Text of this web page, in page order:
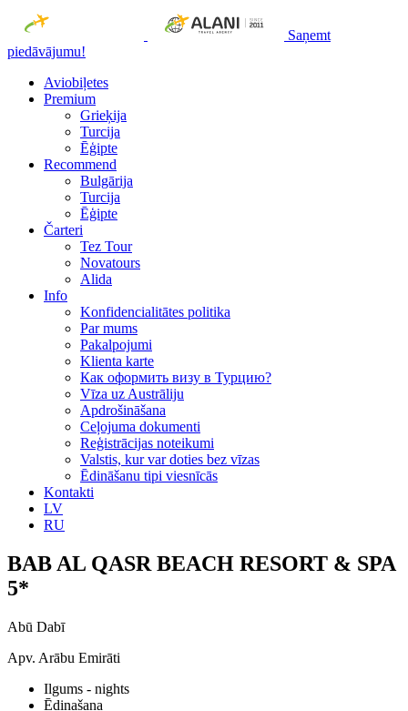
Saņemt
piedāvājumu!
Aviobiļetes
Premium
Grieķija
Turcija
Ēģipte
Recommend
Bulgārija
Turcija
Ēģipte
Čarteri
Tez Tour
Novatours
Alida
Info
Konfidencialitātes politika
Par mums
Рakalpojumi
Klienta karte
Как оформить визу в Турцию?
Vīza uz Austrāliju
Apdrošināšana
Ceļojuma dokumenti
Reģistrācijas noteikumi
Valstis, kur var doties bez vīzas
Ēdināšanu tipi viesnīcās
Kontakti
LV
RU
BAB AL QASR BEACH RESORT & SPA
5*
Abū Dabī
Apv. Arābu Emirāti
Ilgums - nights
Ēdinašana